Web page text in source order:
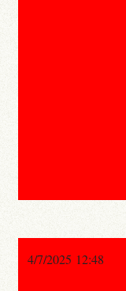
4/7/2025 12:48